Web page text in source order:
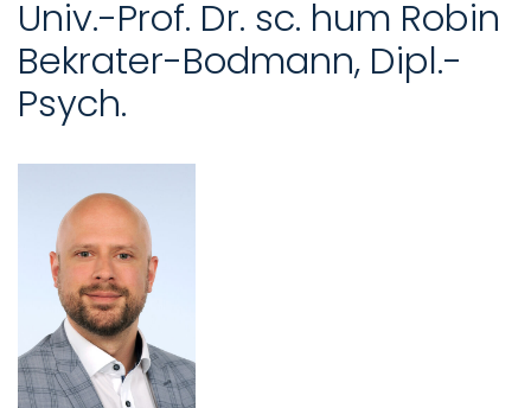
Univ.-Prof. Dr. sc. hum Robin
Bekrater-Bodmann, Dipl.-
Psych.